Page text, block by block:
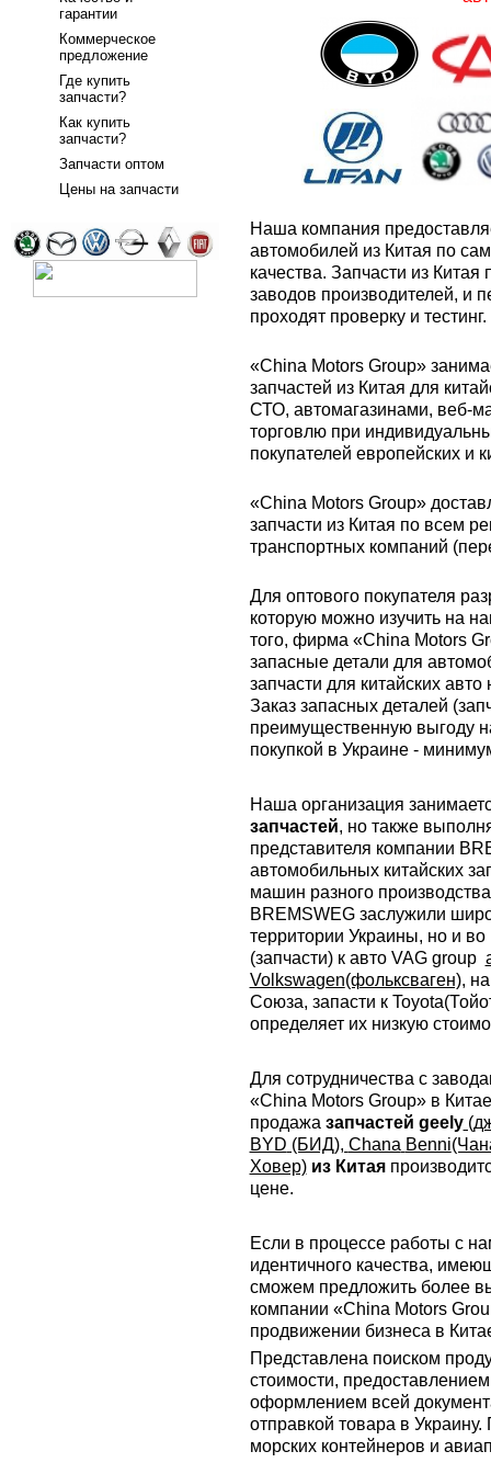
гарантии
Коммерческое
предложение
Где купить
запчасти?
Как купить
запчасти?
Запчасти оптом
Цены на запчасти
Наша компания
автомобилей из Китая по
качества. Запчасти из
заводов производителей, и
проходят проверку и тестинг.
«China Motors Group»
запчастей из Китая для
СТО, автомагазинами, веб-
торговлю при
покупателей европейских и
«China Motors Group»
запчасти из Китая по всем
транспортных компаний
Для оптового покупателя
которую можно изучить на
того, фирма «China Motors
запасные детали для
запчасти для китайских
Заказ запасных деталей
преимущественную выгоду
покупкой в Украине -
Наша организация
запчастей, но также
представителя компании
автомобильных китайских
машин разного
BREMSWEG заслужили
территории Украины, но и
(запчасти) к авто VAG group
Volkswagen(фольксваген),
Союза, запасти к
определяет их низкую
Для сотрудничества с
«China Motors Group» в
продажа запчастей geely
BYD (БИД), Chana Benni
Ховер)из Китая
цене.
Если в процессе работы с
идентичного качества,
сможем предложить более
компании «China Motors
продвижении бизнеса в
Представлена поиском
стоимости,
оформлением всей
отправкой товара в
морских контейнеров и